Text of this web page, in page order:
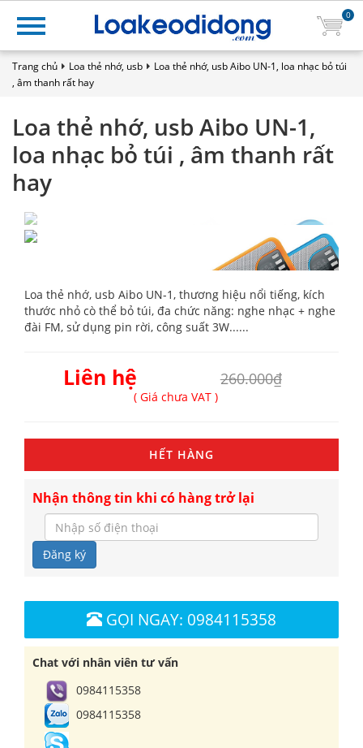
0
Trang chủ Loa thẻ nhớ, usb
Loa thẻ nhớ, usb Aibo UN-1, loa nhạc bỏ túi
, âm thanh rất hay
Loa thẻ nhớ, usb Aibo UN-1,
loa nhạc bỏ túi , âm thanh rất
hay
Loa thẻ nhớ, usb Aibo UN-1, thương hiệu nổi tiếng, kích
thước nhỏ cò thể bỏ túi, đa chức năng: nghe nhạc + nghe
đài FM, sử dụng pin rời, công suất 3W......
Liên hệ 260.000₫
( Giá chưa VAT )
HẾT HÀNG
Nhận thông tin khi có hàng trở lại
Đăng ký
GỌI NGAY: 0984115358
Chat với nhân viên tư vấn
0984115358
0984115358